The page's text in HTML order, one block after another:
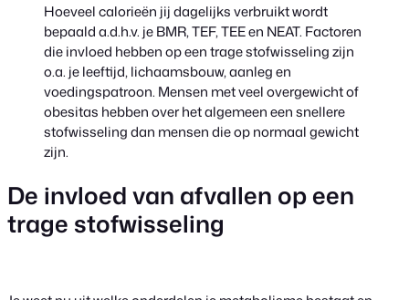
Hoeveel calorieën jij dagelijks verbruikt wordt
bepaald a.d.h.v. je BMR, TEF, TEE en NEAT. Factoren
die invloed hebben op een trage stofwisseling zijn
o.a. je leeftijd, lichaamsbouw, aanleg en
voedingspatroon. Mensen met veel overgewicht of
obesitas hebben over het algemeen een snellere
stofwisseling dan mensen die op normaal gewicht
zijn.
De invloed van afvallen op een
trage stofwisseling